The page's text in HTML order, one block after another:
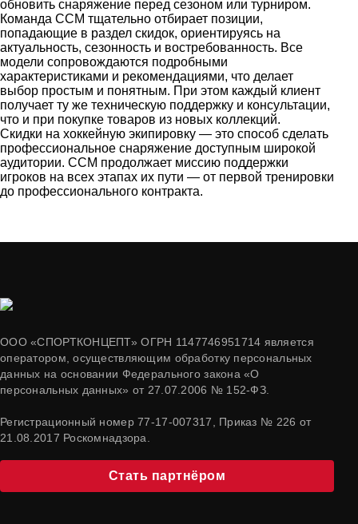
обновить снаряжение перед сезоном или турниром.
Команда CCM тщательно отбирает позиции,
попадающие в раздел скидок, ориентируясь на
актуальность, сезонность и востребованность. Все
модели сопровождаются подробными
характеристиками и рекомендациями, что делает
выбор простым и понятным. При этом каждый клиент
получает ту же техническую поддержку и консультации,
что и при покупке товаров из новых коллекций.
Скидки на хоккейную экипировку — это способ сделать
профессиональное снаряжение доступным широкой
аудитории. CCM продолжает миссию поддержки
игроков на всех этапах их пути — от первой тренировки
до профессионального контракта.
ООО «СПОРТКОНЦЕПТ» ОГРН 1147746951714 является
оператором, осуществляющим обработку персональных
данных на основании Федерального закона «О
персональных данных» от 27.07.2006 № 152-ФЗ.
Регистрационный номер 77-17-007317, Приказ № 226 от
21.08.2017 Роскомнадзора.
Стать партнёром